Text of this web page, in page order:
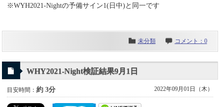
※WYH2021-Nightの予備サイン1(日中)と同一です
未分類 コメント：0
WHY2021-Night検証結果9月1日
目安時間：約 3分 2022年09月01日（木）